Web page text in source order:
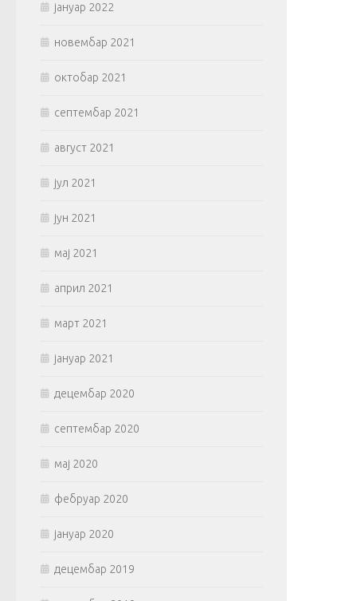
јануар 2022
новембар 2021
октобар 2021
септембар 2021
август 2021
јул 2021
јун 2021
мај 2021
април 2021
март 2021
јануар 2021
децембар 2020
септембар 2020
мај 2020
фебруар 2020
јануар 2020
децембар 2019